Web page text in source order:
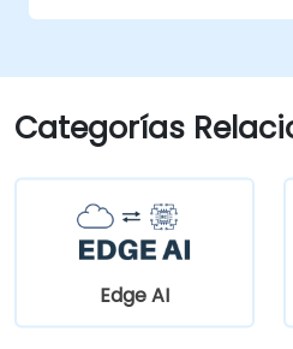
Categorías
Edge AI